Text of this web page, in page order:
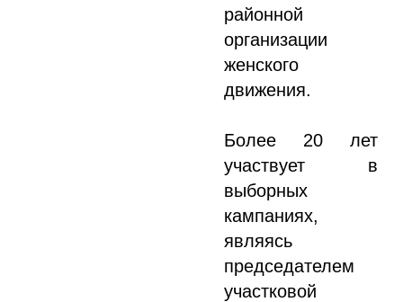
районной
организации
женского
движения.
Более 20 лет
участвует в
выборных
кампаниях,
являясь
председателем
участковой